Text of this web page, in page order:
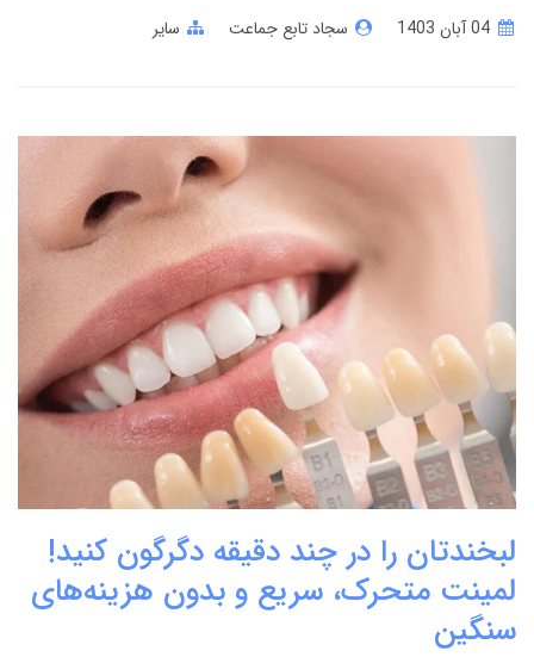
سجاد تابع جماعت سایر
لبخندتان را در چند دقیقه دگرگون کنید!
لمینت متحرک، سریع و بدون هزینه‌های
سنگین